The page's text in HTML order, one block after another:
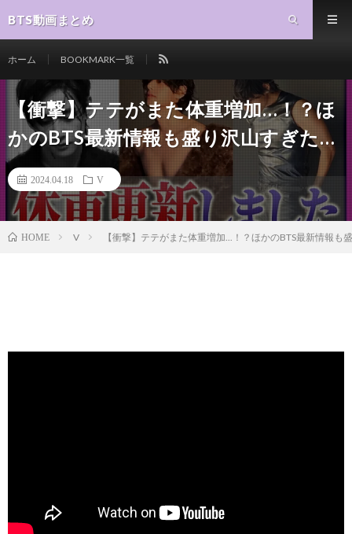
BTS動画まとめ
ホーム BOOKMARK一覧
【衝撃】テテがまた体重増加…！？ほ
かのBTS最新情報も盛り沢山すぎた…
2024.04.18 V
HOME V 【衝撃】テテがまた体重増加...！？ほかのBTS最新情報も